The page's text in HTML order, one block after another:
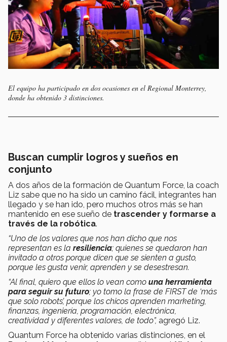
El equipo ha participado en dos ocasiones en el Regional Monterrey,
donde ha obtenido 3 distinciones.
Buscan cumplir logros y sueños en
conjunto
A dos años de la formación de Quantum Force, la coach
Liz sabe que no ha sido un camino fácil, integrantes han
llegado y se han ido, pero muchos otros más se han
mantenido en ese sueño de trascender y formarse a
través de la robótica.
“Uno de los valores que nos han dicho que nos
representan es la resiliencia; quienes se quedaron han
invitado a otros porque dicen que se sienten a gusto,
porque les gusta venir, aprenden y se desestresan.
“Al final, quiero que ellos lo vean como una herramienta
para seguir su futuro; yo tomo la frase de FIRST de ‘más
que solo robots’, porque los chicos aprenden marketing,
finanzas, ingeniería, programación, electrónica,
creatividad y diferentes valores, de todo”, agregó Liz.
Quantum Force ha obtenido varias distinciones, en el